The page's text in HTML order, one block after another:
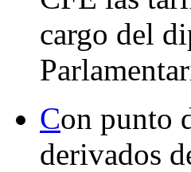
cargo del
Con punto
derivados